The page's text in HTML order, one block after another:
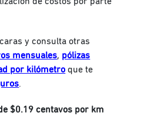
y consulta otras
mensuales, pólizas
por kilómetro que te
.
$0.19 centavos por km